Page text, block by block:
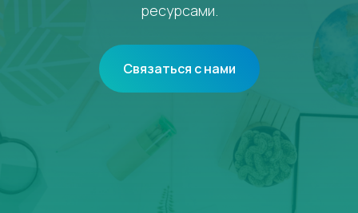
ресурсами.
Связаться с нами